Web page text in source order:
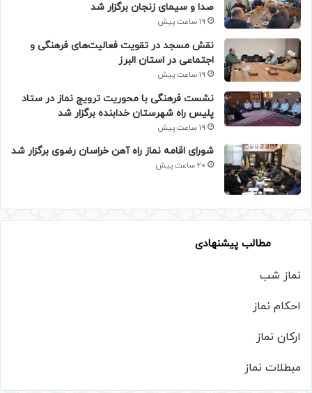
صدا و سیمای زنجان برگزار شد
19 ساعت پیش
نقش مسجد در تقویت فعالیت‌های فرهنگی و
اجتماعی در استان البرز
19 ساعت پیش
نشست فرهنگی با محوریت ترویج نماز در ستاد
پلیس راه شهرستان خدابنده برگزار شد
19 ساعت پیش
شورای اقامه نماز راه آهن خراسان رضوی برگزار شد
20 ساعت پیش
مطالب پیشنهادی
نماز شب
احکام نماز
ارکان نماز
مبطلات نماز